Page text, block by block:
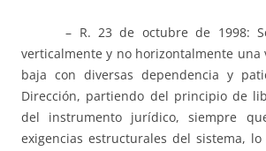
– R. 23 de octubre de 1998:
verticalmente y no horizontalmente una
baja con diversas dependencia y
Dirección, partiendo del principio de
del instrumento jurídico, siempre
exigencias estructurales del sistema,